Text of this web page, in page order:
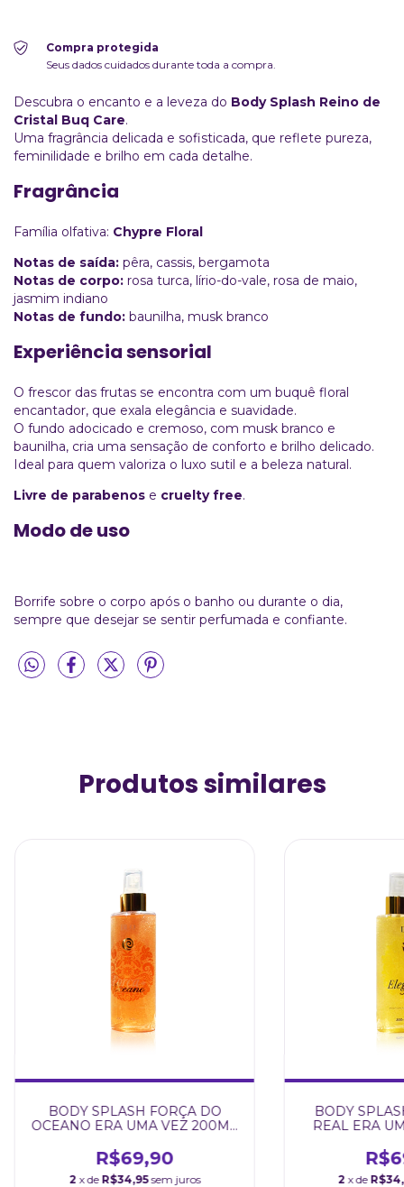
Compra protegida
Seus dados cuidados durante toda a compra.
Descubra o encanto e a leveza do Body Splash Reino de
Cristal Buq Care.
Uma fragrância delicada e sofisticada, que reflete pureza,
feminilidade e brilho em cada detalhe.
Fragrância
Família olfativa: Chypre Floral
Notas de saída: pêra, cassis, bergamota
Notas de corpo: rosa turca, lírio-do-vale, rosa de maio,
jasmim indiano
Notas de fundo: baunilha, musk branco
Experiência sensorial
O frescor das frutas se encontra com um buquê floral
encantador, que exala elegância e suavidade.
O fundo adocicado e cremoso, com musk branco e
baunilha, cria uma sensação de conforto e brilho delicado.
Ideal para quem valoriza o luxo sutil e a beleza natural.
Livre de parabenos e cruelty free.
Modo de uso
Borrife sobre o corpo após o banho ou durante o dia,
sempre que desejar se sentir perfumada e confiante.
Produtos similares
BODY SPLASH FORÇA DO
OCEANO ERA UMA VEZ 200ML
R$69,90
2 x de R$34,95 sem juros
BODY
REAL ERA
2 x de